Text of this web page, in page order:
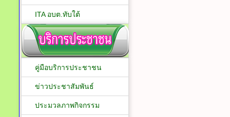
ITA อบต.ทับใต้
คู่มือบริการประชาชน
ข่าวประชาสัมพันธ์
ประมวลภาพกิจกรรม